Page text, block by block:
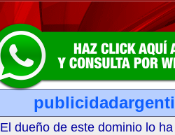
El dueño de este dominio lo